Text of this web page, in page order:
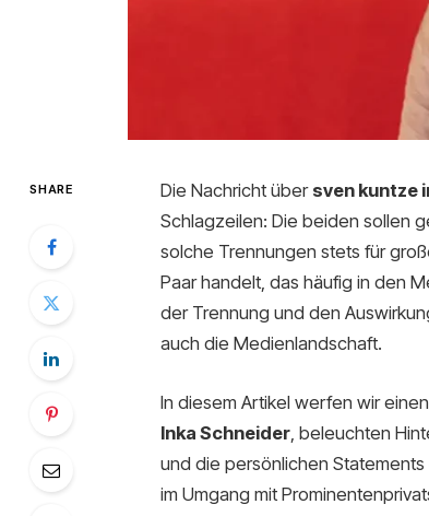
SHARE Die Nachricht über sven kuntze
Schlagzeilen: Die beiden sollen
solche Trennungen stets für
Paar handelt, das häufig in den
der Trennung und den
auch die Medienlandschaft.
In diesem Artikel werfen wir
Inka Schneider, beleuchten
und die persönlichen
im Umgang mit